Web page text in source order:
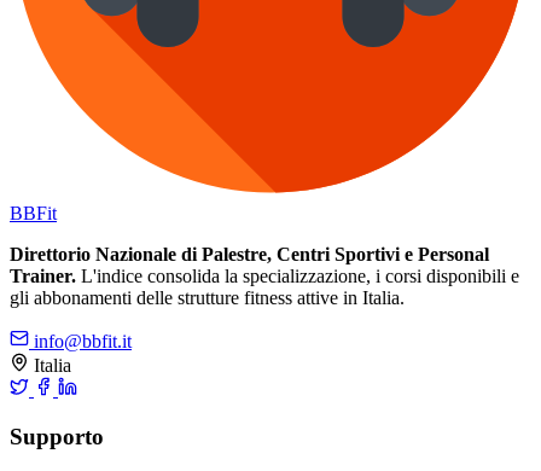
BBFit
Direttorio Nazionale di Palestre, Centri Sportivi e Personal
Trainer. L'indice consolida la specializzazione, i corsi disponibili e
gli abbonamenti delle strutture fitness attive in Italia.
info@bbfit.it
Italia
Supporto